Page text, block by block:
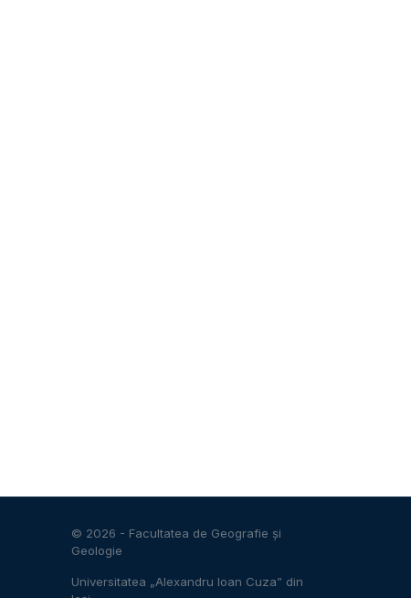
© 2026 - Facultatea de Geografie și
Geologie
Universitatea „Alexandru Ioan Cuza” din